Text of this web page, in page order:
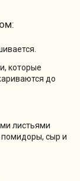
которые
до
листьями
помидоры, сыр и